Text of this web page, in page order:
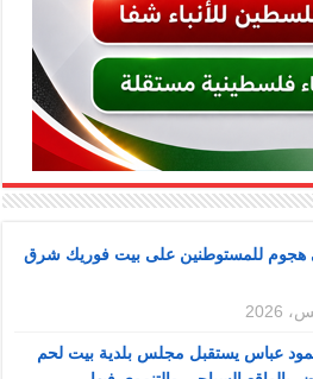
هجوم للمستوطنين على بيت فوريك شرق
عباس يستقبل مجلس بلدية بيت لحم